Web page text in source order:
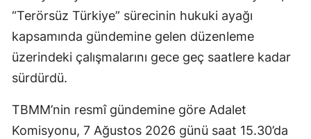
“Terörsüz Türkiye” sürecinin hukuki ayağı
kapsamında gündemine gelen düzenleme
üzerindeki çalışmalarını gece geç saatlere kadar
sürdürdü.
TBMM’nin resmî gündemine göre Adalet
Komisyonu, 7 Ağustos 2026 günü saat 15.30’da